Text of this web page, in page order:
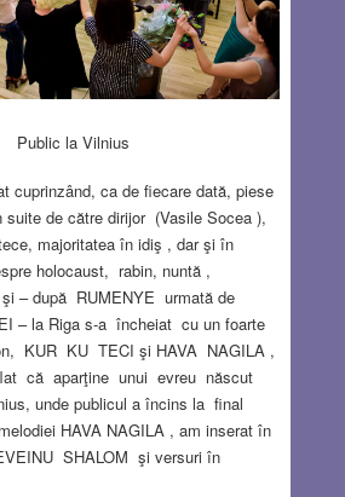
Public la Vilnius
cuprinzând, ca de fiecare dată, piese
suite de către dirijor (Vasile Socea ),
majoritatea în idiş , dar şi în
holocaust, rabin, nuntă ,
– după RUMENYE urmată de
– la Riga s-a încheiat cu un foarte
KUR KU TECI şi HAVA NAGILA ,
că aparţine unui evreu născut
unde publicul a încins la final
HAVA NAGILA , am inserat în
SHALOM şi versuri în